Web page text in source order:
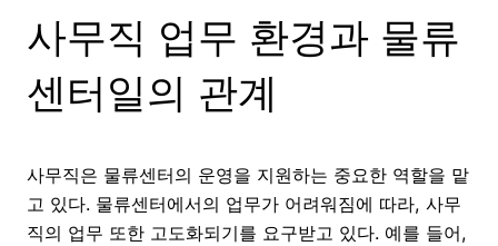
사무직 업무 환경과 물류
센터일의 관계
사무직은 물류센터의 운영을 지원하는 중요한 역할을 맡
고 있다. 물류센터에서의 업무가 어려워짐에 따라, 사무
직의 업무 또한 고도화되기를 요구받고 있다. 예를 들어,